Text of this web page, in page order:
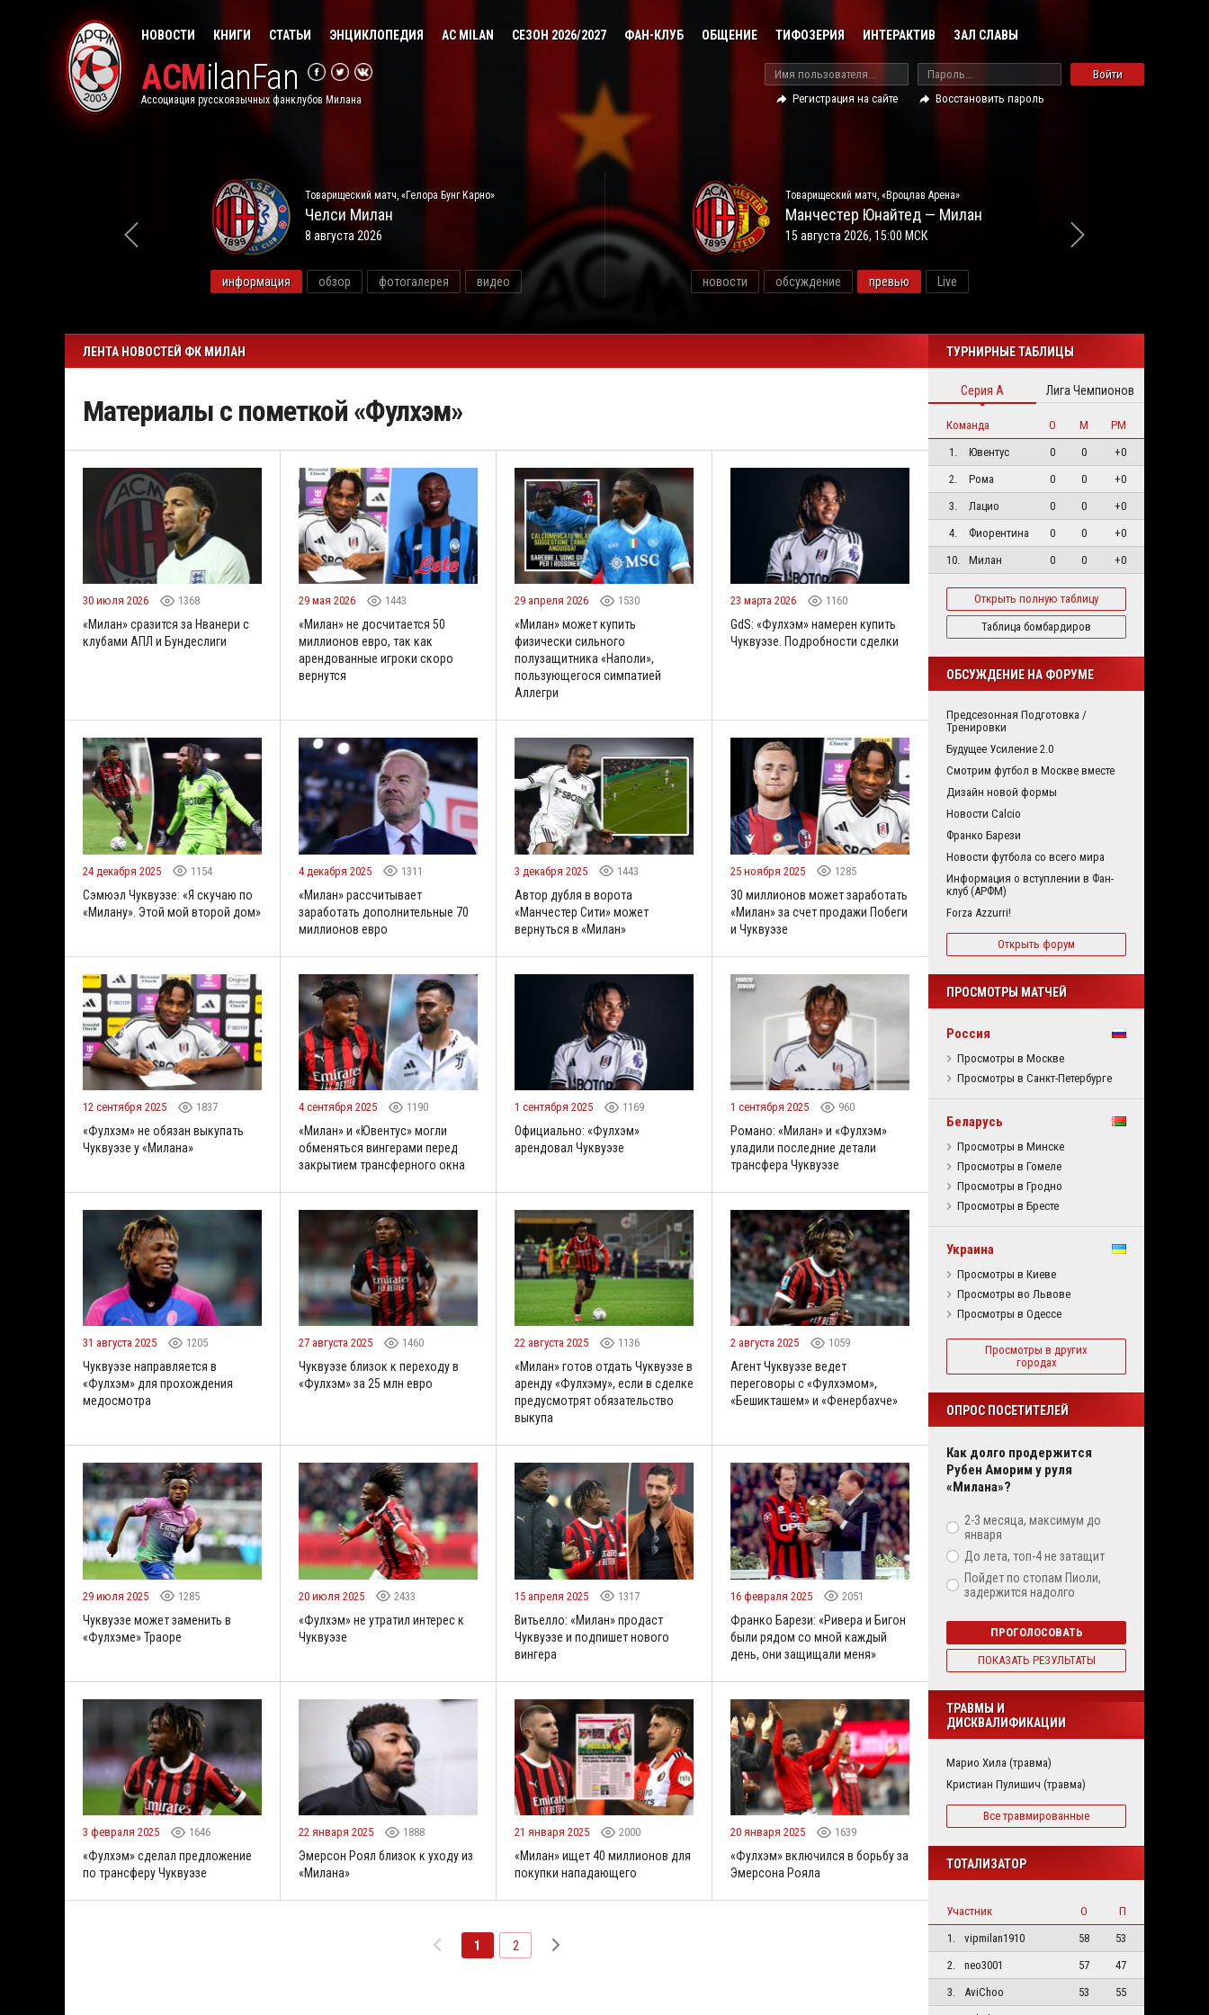
НОВОСТИ КНИГИ СТАТЬИ ЭНЦИКЛОПЕДИЯ AC MILAN СЕЗОН 2026/2027 ФАН-КЛУБ ОБЩЕНИЕ ТИФОЗЕРИЯ ИНТЕРАКТИВ ЗАЛ СЛАВЫ
ACMilanFan
Ассоциация русскоязычных фанклубов Милана
Войти
Регистрация на сайте
Восстановить пароль
Товарищеский матч, «Гелора Бунг Карно»
Челси Милан
8 августа 2026
информация обзор фотогалерея видео
Товарищеский матч, «Вроцлав Арена»
Манчестер Юнайтед — Милан
15 августа 2026, 15:00 МСК
новости обсуждение превью Live
ЛЕНТА НОВОСТЕЙ ФК МИЛАН
Материалы с пометкой «Фулхэм»
30 июля 2026 1368
«Милан» сразится за Нванери с
клубами АПЛ и Бундеслиги
29 мая 2026 1443
«Милан» не досчитается 50
миллионов евро, так как
арендованные игроки скоро
вернутся
29 апреля 2026 1530
«Милан» может купить
физически сильного
полузащитника «Наполи»,
пользующегося симпатией
Аллегри
23 марта 2026 1160
GdS: «Фулхэм» намерен купить
Чуквуэзе. Подробности сделки
24 декабря 2025 1154
Сэмюэл Чуквуэзе: «Я скучаю по
«Милану». Этой мой второй дом»
4 декабря 2025 1311
«Милан» рассчитывает
заработать дополнительные 70
миллионов евро
3 декабря 2025 1443
Автор дубля в ворота
«Манчестер Сити» может
вернуться в «Милан»
25 ноября 2025 1285
30 миллионов может заработать
«Милан» за счет продажи Побеги
и Чуквуэзе
12 сентября 2025 1837
«Фулхэм» не обязан выкупать
Чуквуэзе у «Милана»
4 сентября 2025 1190
«Милан» и «Ювентус» могли
обменяться вингерами перед
закрытием трансферного окна
1 сентября 2025 1169
Официально: «Фулхэм»
арендовал Чуквуэзе
1 сентября 2025 960
Романо: «Милан» и «Фулхэм»
уладили последние детали
трансфера Чуквуэзе
31 августа 2025 1205
Чуквуэзе направляется в
«Фулхэм» для прохождения
медосмотра
27 августа 2025 1460
Чуквуэзе близок к переходу в
«Фулхэм» за 25 млн евро
22 августа 2025 1136
«Милан» готов отдать Чуквуэзе в
аренду «Фулхэму», если в сделке
предусмотрят обязательство
выкупа
2 августа 2025 1059
Агент Чуквуэзе ведет
переговоры с «Фулхэмом»,
«Бешикташем» и «Фенербахче»
29 июля 2025 1285
Чуквуэзе может заменить в
«Фулхэме» Траоре
20 июля 2025 2433
«Фулхэм» не утратил интерес к
Чуквуэзе
15 апреля 2025 1317
Витьелло: «Милан» продаст
Чуквуэзе и подпишет нового
вингера
16 февраля 2025 2051
Франко Барези: «Ривера и Бигон
были рядом со мной каждый
день, они защищали меня»
3 февраля 2025 1646
«Фулхэм» сделал предложение
по трансферу Чуквуэзе
22 января 2025 1888
Эмерсон Роял близок к уходу из
«Милана»
21 января 2025 2000
«Милан» ищет 40 миллионов для
покупки нападающего
20 января 2025 1639
«Фулхэм» включился в борьбу за
Эмерсона Рояла
1 2
ТУРНИРНЫЕ ТАБЛИЦЫ
Серия А Лига Чемпионов
Команда О М
РМ
1.
Ювентус 0 0
+0
2.
Рома 0 0
+0
3.
Лацио 0 0
+0
4.
Фиорентина 0 0
+0
10.
Милан 0 0 +0
Открыть полную таблицу
Таблица бомбардиров
ОБСУЖДЕНИЕ НА ФОРУМЕ
Предсезонная Подготовка /
Тренировки
Будущее Усиление 2.0
Смотрим футбол в Москве вместе
Дизайн новой формы
Новости Calcio
Франко Барези
Новости футбола со всего мира
Информация о вступлении в Фан-
клуб (АРФМ)
Forza Azzurri!
Открыть форум
ПРОСМОТРЫ МАТЧЕЙ
Россия
Просмотры в Москве
Просмотры в Санкт-Петербурге
Беларусь
Просмотры в Минске
Просмотры в Гомеле
Просмотры в Гродно
Просмотры в Бресте
Украина
Просмотры в Киеве
Просмотры во Львове
Просмотры в Одессе
Просмотры в других
городах
ОПРОС ПОСЕТИТЕЛЕЙ
Как долго продержится
Рубен Аморим у руля
«Милана»?
2-3 месяца, максимум до
января
До лета, топ-4 не затащит
Пойдет по стопам Пиоли,
задержится надолго
ПРОГОЛОСОВАТЬ
ПОКАЗАТЬ РЕЗУЛЬТАТЫ
ТРАВМЫ И
ДИСКВАЛИФИКАЦИИ
Марио Хила (травма)
Кристиан Пулишич (травма)
Все травмированные
ТОТАЛИЗАТОР
Участник О
П
1.
vipmilan1910 58
53
2.
neo3001 57
47
3.
AviChoo 53
55